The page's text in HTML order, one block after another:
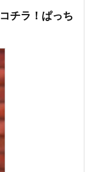
チラ！ぱっち